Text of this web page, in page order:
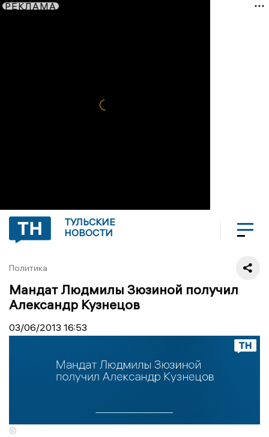
РЕКЛАМА
ТУЛЬСКИЕ
НОВОСТИ
Политика
Мандат Людмилы Зюзиной получил
Александр Кузнецов
03/06/2013 16:53
©